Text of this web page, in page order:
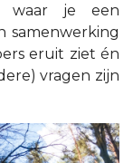
waar je een
samenwerking
eruit ziet én
vragen zijn